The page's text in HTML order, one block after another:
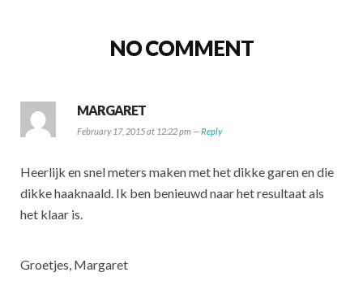
NO COMMENT
MARGARET
February 17, 2015 at 12:22 pm —Reply
Heerlijk en snel meters maken met het dikke garen en die
dikke haaknaald. Ik ben benieuwd naar het resultaat als
het klaar is.
Groetjes, Margaret